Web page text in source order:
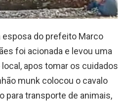
esposa do prefeito Marco
foi acionada e levou uma
apos tomar os cuidados
munk colocou o cavalo
para transporte de animais,